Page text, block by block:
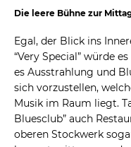
Die leere Bühne zur
Egal, der Blick ins
“Very Special” würde
es Ausstrahlung und
sich vorzustellen,
Musik im Raum liegt.
Bluesclub” auch
oberen Stockwerk